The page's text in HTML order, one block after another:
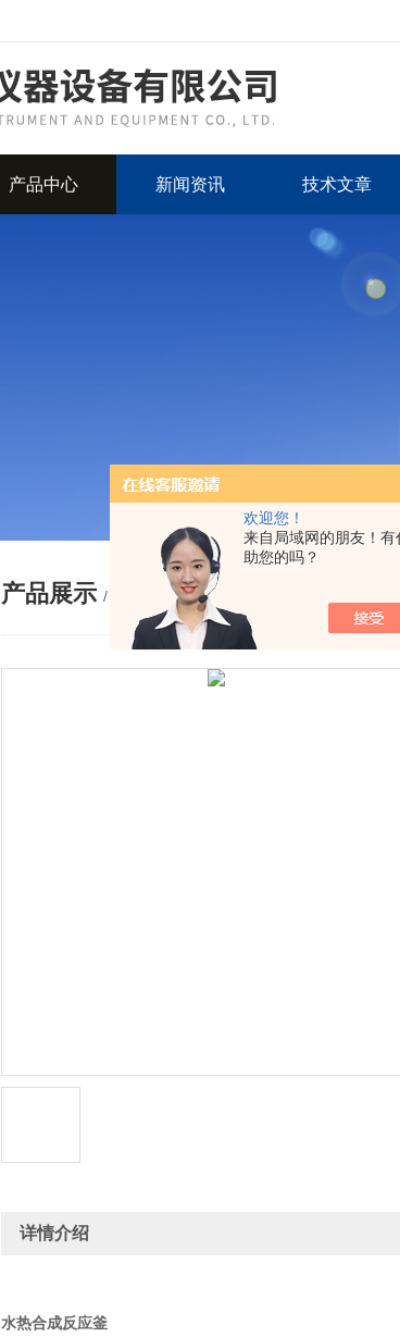
欢迎您！
来自局域网的朋友！有
助您的吗？
产品中心 新闻资讯 技术文章
产品展示 / PRODUCTS
详情介绍
水热合成反应釜